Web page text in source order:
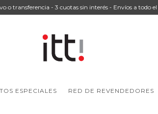
o transferencia - 3 cuotas sin interés - Envíos a todo el
ESPECIALES RED DE REVENDEDORES